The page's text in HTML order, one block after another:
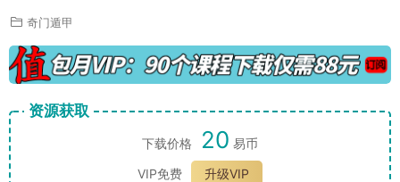
奇门遁甲
资源获取
下载价格 20 易币
VIP免费
升级VIP